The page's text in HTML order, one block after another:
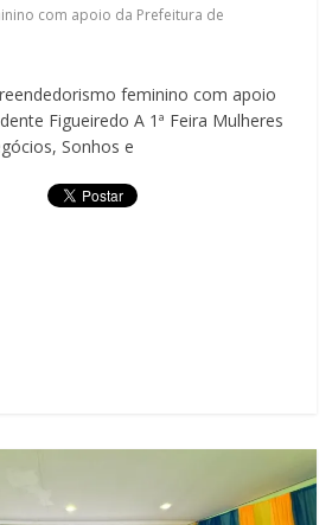
com apoio da Prefeitura de
feminino com apoio
Figueiredo A 1ª Feira Mulheres
Sonhos e